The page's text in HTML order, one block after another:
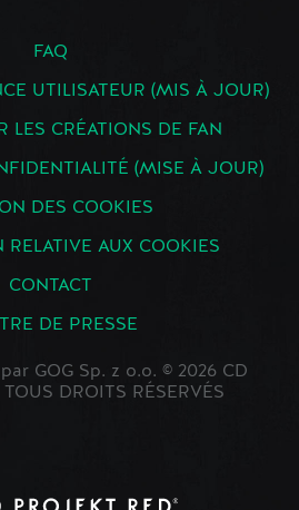
FAQ
UTILISATEUR (MIS À JOUR)
LES CRÉATIONS DE FAN
(MISE À JOUR)
DES COOKIES
RELATIVE AUX COOKIES
CONTACT
DE PRESSE
GOG Sp. z o.o. © 2026 CD
DROITS RÉSERVÉS